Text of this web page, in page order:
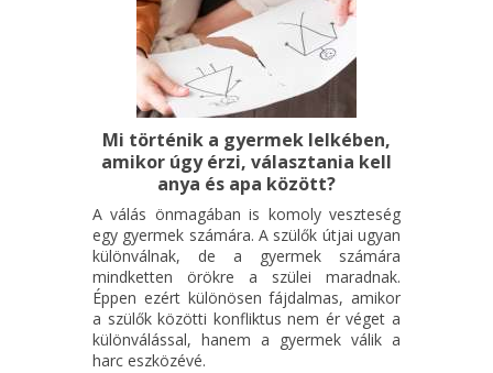
Mi történik a gyermek lelkében,
amikor úgy érzi, választania kell
anya és apa között?
A válás önmagában is komoly veszteség
egy gyermek számára. A szülők útjai ugyan
különválnak, de a gyermek számára
mindketten örökre a szülei maradnak.
Éppen ezért különösen fájdalmas, amikor
a szülők közötti konfliktus nem ér véget a
különválással, hanem a gyermek válik a
harc eszközévé.